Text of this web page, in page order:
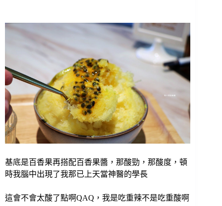
基底是百香果再搭配百香果醬，那酸勁，那酸度，頓
時我腦中出現了我那已上天當神醫的學長
這會不會太酸了點啊QAQ，我是吃重辣不是吃重酸啊